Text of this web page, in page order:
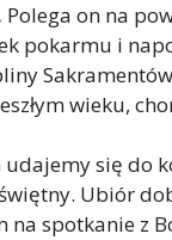
Polega on na
pokarmu i
wieku,
się do
Ubiór
na spotkanie z